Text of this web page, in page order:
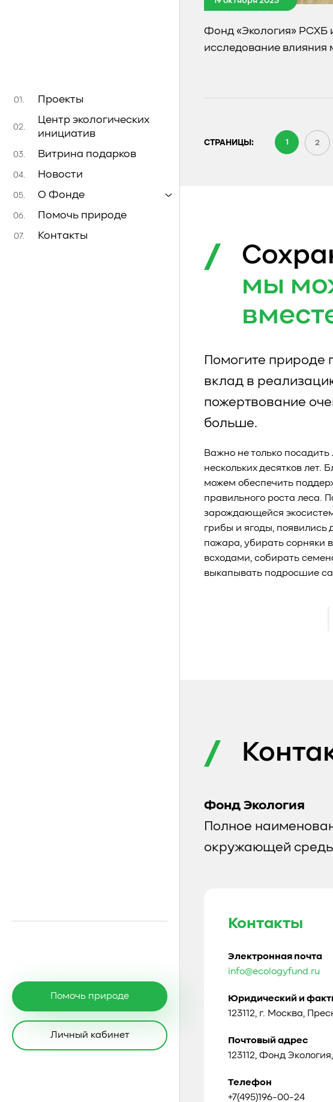
01. Проекты
02.
Центр экологических
инициатив
03. Витрина подарков
04. Новости
05. О Фонде
06. Помочь природе
07. Контакты
Помочь природе
Личный кабинет
Фонд «Экология» РСХБ
исследование влияния
СТРАНИЦЫ: 1 2
мы
Помогите природе
вклад в
пожертвование
больше.
Важно не только посадить
нескольких десятков
можем обеспечить
правильного роста леса.
зарождающейся
грибы и ягоды, появились
пожара, убирать сорняки
всходами, собирать
выкапывать подросшие
Фонд Экология
Полное
окружающей
Контакты
Электронная почта
info@ecologyfund.ru
Юридический и
123112, г. Москва,
Почтовый адрес
123112, Фонд
Телефон
+7(495)196-00-24